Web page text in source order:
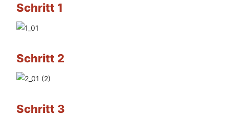
Schritt 1
Schritt 2
Schritt 3